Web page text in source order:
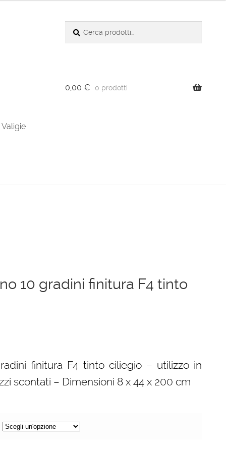
Valigie
0,00 € 0 prodotti
10 gradini finitura F4 tinto
finitura F4 tinto ciliegio – utilizzo in
scontati – Dimensioni 8 x 44 x 200 cm